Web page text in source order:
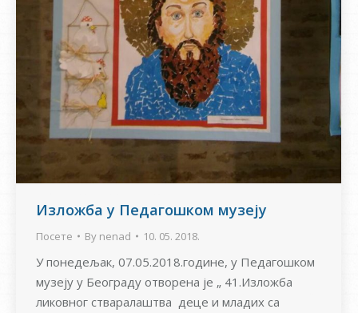
Изложба у Педагошком музеју
Посете By nenad 10. 05. 2018.
У понедељак, 07.05.2018.године, у Педагошком
музеју у Београду отворена је „ 41.Изложба
ликовног стваралаштва деце и младих са